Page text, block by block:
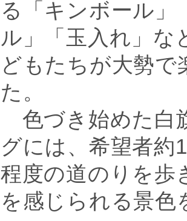
る「キンボール」
ル」「玉入れ」な
どもたちが大勢
た。
色づき始めた白
グには、希望者約
程度の道のりを歩
を感じられる景色